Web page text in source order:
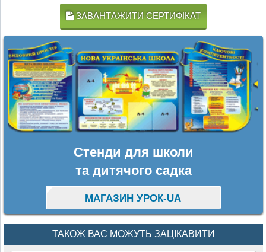
ЗАВАНТАЖИТИ СЕРТИФІКАТ
Стенди для школи
та дитячого садка
МАГАЗИН УРОК-UA
ТАКОЖ ВАС МОЖУТЬ ЗАЦІКАВИТИ